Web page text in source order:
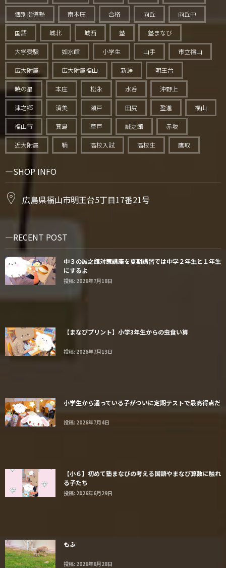
個別指導塾 南本庄 合格 向丘 向丘中
国語 城北 城西 塾 塾まなび
大学受験 如水館 小学生 山手 市立福山
広大附属 広大附属福山 新涯 明王台
暁の星 本庄 松永 水呑 沖野上
津之郷 済美 瀬戸 田尻 盈進 福山
福山市 箕島 草戸 誠之館 赤坂
近大附属 鞆 高校入試 高校生 鷹取
SHOP INFO
広島県福山市明王台5丁目17番21号
RECENT POST
中３の誠之館対策講座を夏期講習では中学２年生と１年生
にするよ
投稿: 2026年7月18日
【まなびプリント】小学3年生からの虫食い算
投稿: 2026年7月13日
小学生から通っている子がついに定期テストで最高得点だ
投稿: 2026年7月4日
【小６】初めて塾まなびの考える国語やまなび算数に触れ
る子たち
投稿: 2026年6月29日
もふ
投稿: 2026年6月28日